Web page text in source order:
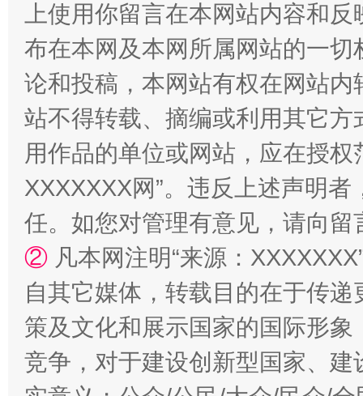
国家大学科技园优化重塑工作
扯下公款旅游的“隐身衣” 如何以
上使用你留言在本网站内容和
布在本网及本网所属网站的一
论和投稿，本网站有权在网站
站不得转载、摘编或利用其它
用作品的单位或网站，应在授
XXXXXXX网”。违反上述声明
任。如您对管理有意见，请向
② 凡本网注明“来源：
自其它媒体，转载目的在于传
策及文化和展示国家的国际形
竞争，对于建设创新型国家、